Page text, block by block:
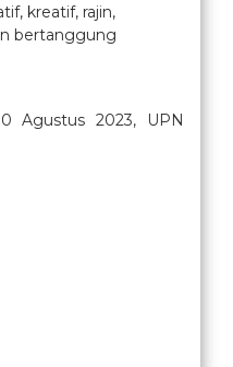
kreatif, rajin,
bertanggung
Agustus 2023, UPN